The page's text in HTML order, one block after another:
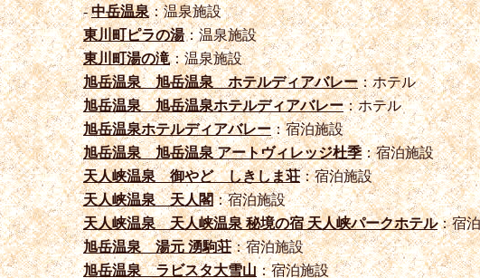
-中岳温泉：温泉施設
東川町ピラの湯：温泉施設
東川町湯の滝：温泉施設
旭岳温泉 旭岳温泉 ホテルディアバレー：ホテル
旭岳温泉 旭岳温泉ホテルディアバレー：ホテル
旭岳温泉ホテルディアバレー：宿泊施設
旭岳温泉 旭岳温泉 アートヴィレッジ杜季：宿泊施設
天人峡温泉 御やど しきしま荘：宿泊施設
天人峡温泉 天人閣：宿泊施設
天人峡温泉 天人峡温泉 秘境の宿 天人峡パークホテル：宿
旭岳温泉 湯元 湧駒荘：宿泊施設
旭岳温泉 ラビスタ大雪山：宿泊施設